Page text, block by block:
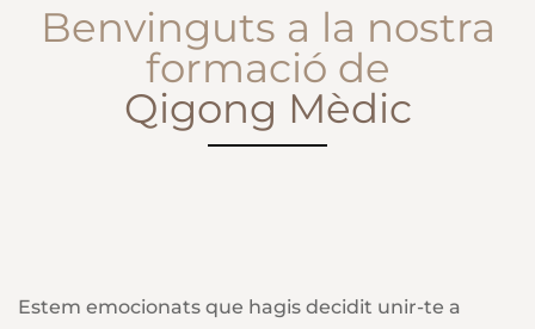
Benvinguts a la nostra
formació de
Qigong Mèdic
Estem emocionats que hagis decidit unir-te a